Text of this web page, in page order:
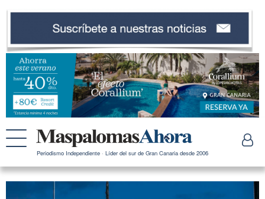
Periodismo Independiente · Líder del sur de Gran Canaria desde 2006